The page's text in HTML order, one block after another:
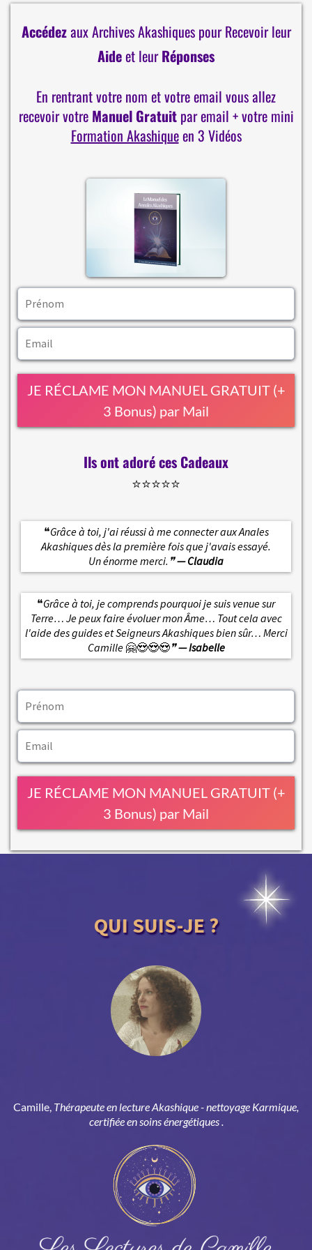
Accédezaux Archives Akashiques pour Recevoir leur
Aideet leurRéponses
En rentrant votre nom et votre email vous allez
recevoir votre Manuel Gratuitpar email + votre mini
Formation Akashiqueen 3 Vidéos
JE RÉCLAME MON MANUEL GRATUIT (+
3 Bonus) par Mail
Ils ont adoré ces Cadeaux
⭐️⭐️⭐️⭐️⭐️
❝Grâce à toi, j'ai réussi à me connecter aux Anales
Akashiques dès la première fois que j'avais essayé.
Un énorme merci.❞— Claudia
❝Grâce à toi, je comprends pourquoi je suis venue sur
Terre… Je peux faire évoluer mon Âme… Tout cela avec
l'aide des guides et Seigneurs Akashiques bien sûr… Merci
Camille 🤗😍😍😍❞— Isabelle
JE RÉCLAME MON MANUEL GRATUIT (+
3 Bonus) par Mail
QUI SUIS-JE ?
Camille, Thérapeute en lecture Akashique - nettoyage Karmique,
certifiée en soins énergétiques .